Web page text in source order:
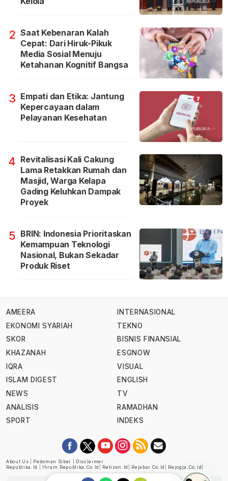
2 Saat Kebenaran Kalah
Cepat: Dari Hiruk-Pikuk
Media Sosial Menuju
Ketahanan Kognitif Bangsa
3 Empati dan Etika: Jantung
Kepercayaan dalam
Pelayanan Kesehatan
4 Revitalisasi Kali Cakung
Lama Retakkan Rumah dan
Masjid, Warga Kelapa
Gading Keluhkan Dampak
Proyek
5 BRIN: Indonesia Prioritaskan
Kemampuan Teknologi
Nasional, Bukan Sekadar
Produk Riset
AMEERA
EKONOMI SYARIAH
SKOR
KHAZANAH
IQRA
ISLAM DIGEST
NEWS
ANALISIS
SPORT
INTERNASIONAL
TEKNO
BISNIS FINANSIAL
ESGNOW
VISUAL
ENGLISH
TV
RAMADHAN
INDEKS
About Us Pedoman Siber
Disclaimer
Republika.id
Ihram.republika.co.id Retizen.id Rejabar.co.id Rejogja.co.id